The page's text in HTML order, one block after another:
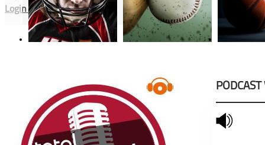
Login / Registrieren
mute